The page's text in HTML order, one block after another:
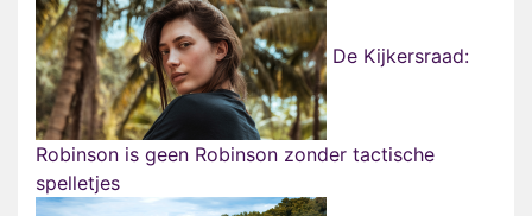
De Kijkersraad:
Robinson is geen Robinson zonder tactische
spelletjes